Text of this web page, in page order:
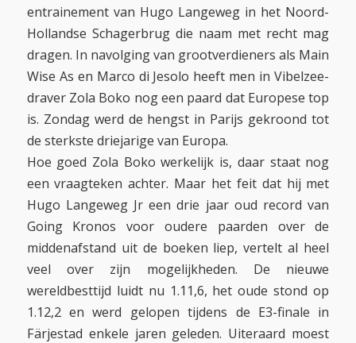
entrainement van Hugo Langeweg in het Noord-
Hollandse Schagerbrug die naam met recht mag
dragen. In navolging van grootverdieners als Main
Wise As en Marco di Jesolo heeft men in Vibelzee-
draver Zola Boko nog een paard dat Europese top
is. Zondag werd de hengst in Parijs gekroond tot
de sterkste driejarige van Europa.
Hoe goed Zola Boko werkelijk is, daar staat nog
een vraagteken achter. Maar het feit dat hij met
Hugo Langeweg Jr een drie jaar oud record van
Going Kronos voor oudere paarden over de
middenafstand uit de boeken liep, vertelt al heel
veel over zijn mogelijkheden. De nieuwe
wereldbesttijd luidt nu 1.11,6, het oude stond op
1.12,2 en werd gelopen tijdens de E3-finale in
Färjestad enkele jaren geleden. Uiteraard moest